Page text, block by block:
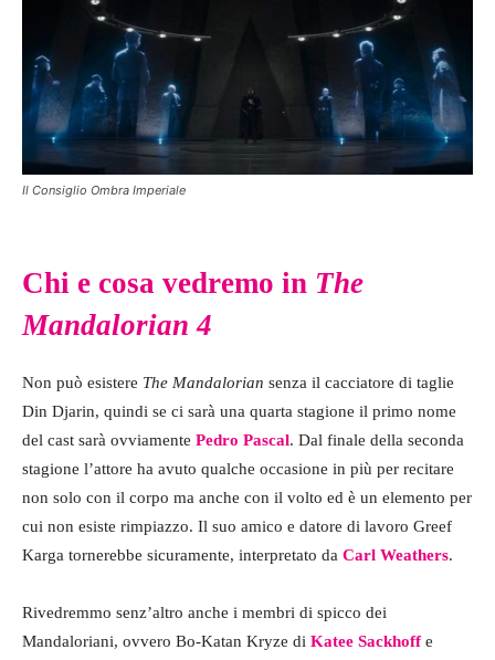
Il Consiglio Ombra Imperiale
Chi e cosa vedremo in The
Mandalorian 4
Non può esistere The Mandalorian senza il cacciatore di taglie
Din Djarin, quindi se ci sarà una quarta stagione il primo nome
del cast sarà ovviamente Pedro Pascal. Dal finale della seconda
stagione l’attore ha avuto qualche occasione in più per recitare
non solo con il corpo ma anche con il volto ed è un elemento per
cui non esiste rimpiazzo. Il suo amico e datore di lavoro Greef
Karga tornerebbe sicuramente, interpretato da Carl Weathers.
Rivedremmo senz’altro anche i membri di spicco dei
Mandaloriani, ovvero Bo-Katan Kryze di Katee Sackhoffe